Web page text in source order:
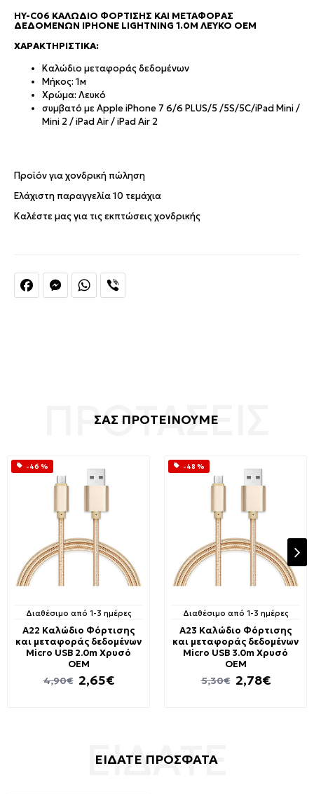
FacebookMessengerWhatsApp
HY-C06 ΚΑΛΏΔΙΟ ΦΌΡΤΙΣΗΣ ΚΑΙ ΜΕΤΑΦΟΡΆΣ
ΔΕΔΟΜΈΝΩΝ IPHONE LIGHTNING 1.0M ΛΕΥΚΌ OEM
ΧΑΡΑΚΤΗΡΙΣΤΙΚΆ:
Καλώδιο μεταφοράς δεδομένων
Μήκος: 1м
Χρώμα: Λευκό
συμβατό μεApple iPhone 7 6/6 PLUS/5 /5S/5C/iPad Mini /
Mini 2 / iPad Air / iPad Air 2
Προϊόν για χονδρική πώληση
Ελάχιστη παραγγελία 10 τεμάχια
Καλέστε μας για τις εκπτώσεις χονδρικής
ΣΑΣ ΠΡΟΤΕΙΝΟΥΜΕ
-46 %
Διαθέσιμο από 1-3 ημέρες
A22 Καλώδιο Φόρτισης
και μεταφοράς δεδομένων
Micro USB 2.0m Χρυσό
OEM
2,65€
4,90€
-48 %
Διαθέσιμο από 1-3 ημέρες
A23 Καλώδιο Φόρτισης
και μεταφοράς δεδομένων
Micro USB 3.0m Χρυσό
OEM
2,78€
5,30€
ΕΙΔΑΤΕ ΠΡΟΣΦΑΤΑ